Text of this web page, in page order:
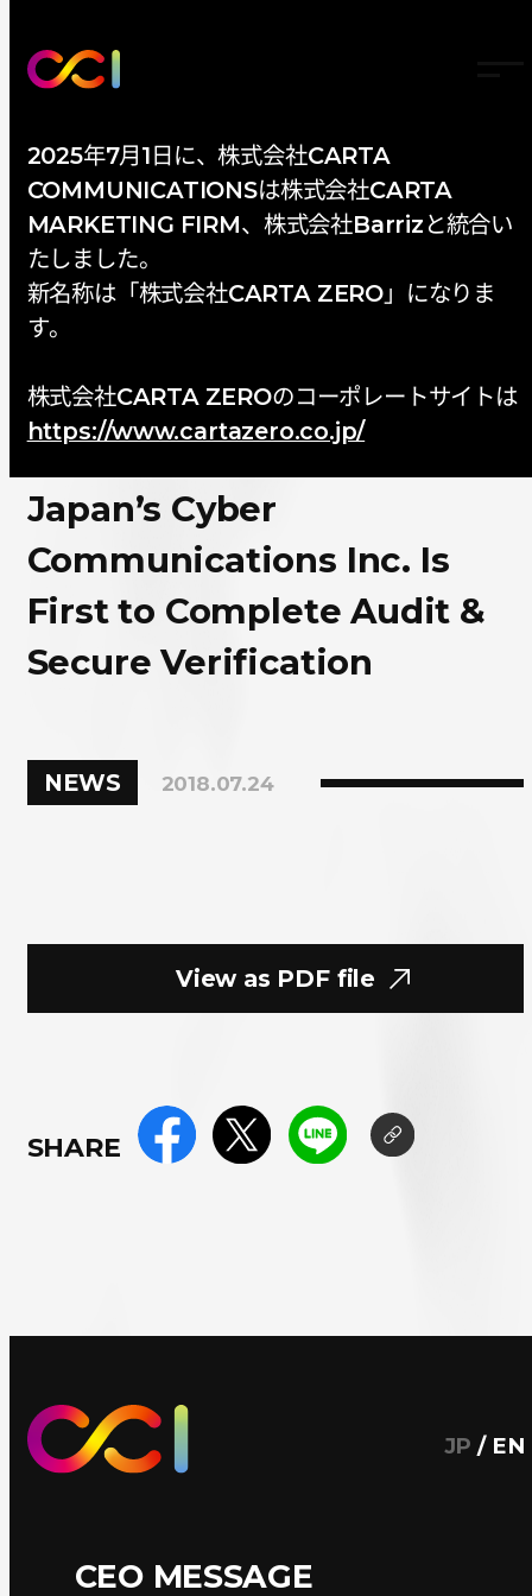
2025年7月1日に、株式会社CARTA
COMMUNICATIONSは株式会社CARTA
MARKETING FIRM、株式会社Barrizと統合い
たしました。
新名称は「株式会社CARTA ZERO」になりま
す。
株式会社CARTA ZEROのコーポレートサイトは
https://www.cartazero.co.jp/
TOP - NEWS
IAB TECH LAB LAUNCHES
DIGITAL MEASUREMENT
COMPLIANCE PROGRAM
Japan’s Cyber
Communications Inc. Is
First to Complete Audit &
Secure Verification
NEWS 2018.07.24
View as PDF file
SHARE
JP / EN
CEO MESSAGE